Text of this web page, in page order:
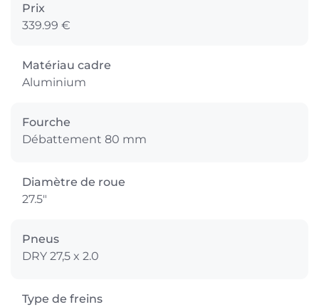
Prix
339.99 €
Matériau cadre
Aluminium
Fourche
Débattement 80 mm
Diamètre de roue
27.5"
Pneus
DRY 27,5 x 2.0
Type de freins